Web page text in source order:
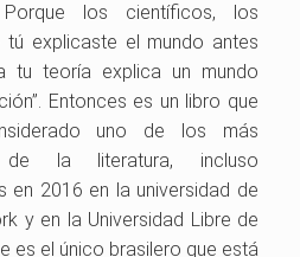
los científicos, los
tú explicaste el mundo antes
tu teoría explica un mundo
Entonces es un libro que
uno de los más
de la literatura, incluso
en 2016 en la universidad de
y en la Universidad Libre de
es el único brasilero que está